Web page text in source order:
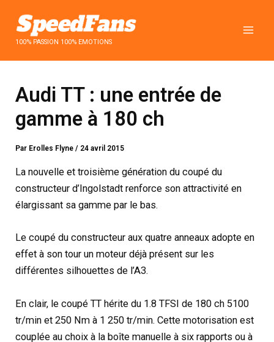
contenu100% PASSION 100% EMOTIONS
Audi TT : une entrée de
gamme à 180 ch
Par Erolles Flyne/ 24 avril 2015
La nouvelle et troisième génération du coupé du
constructeur d’Ingolstadt renforce son attractivité en
élargissant sa gamme par le bas.
Le coupé du constructeur aux quatre anneaux adopte en
effet à son tour un moteur déjà présent sur les
différentes silhouettes de l’A3.
En clair, le coupé TT hérite du 1.8 TFSI de 180 ch 5100
tr/min et 250 Nm à 1 250 tr/min. Cette motorisation est
couplée au choix à la boîte manuelle à six rapports ou à